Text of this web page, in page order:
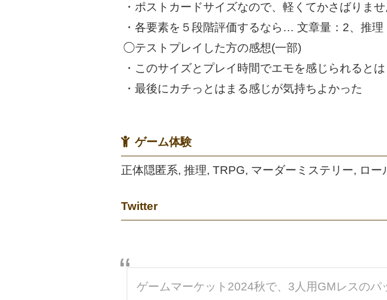
・ポストカードサイズなので、軽くてかさばりま
・各要素を５段階評価するなら… 文章量：2、推
◯テストプレイした方の感想(一部)
・このサイズとプレイ時間でエモを感じられるとは
・最後にカチっとはまる感じが気持ちよかった
ゲーム体験
正体隠匿系, 推理, TRPG, マーダーミステリー, ロー
Twitter
ゲームマーケット2024秋で、3人用GMレスの